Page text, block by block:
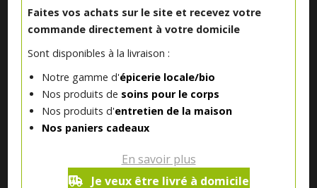
Faites vos achats sur le site et recevez votre
commande directement à votre domicile
Sont disponibles à la livraison :
Notre gamme d'épicerie locale/bio
Nos produits de soins pour le corps
Nos produits d'entretien de la maison
Nos paniers cadeaux
En savoir plus
Je veux être livré à domicile
Notre magasin situé à Quevaucamps réunit sous son toit les
produits de plus de 50 artisans et producteurs régionaux pour